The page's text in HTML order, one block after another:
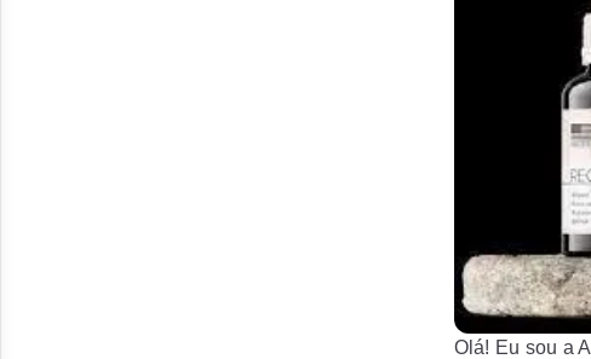
Olá! Eu sou a